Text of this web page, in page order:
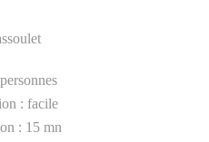
: facile
: 15 mn